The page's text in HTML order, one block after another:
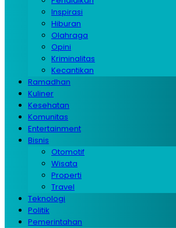
Inspirasi
Hiburan
Olahraga
Opini
Kriminalitas
Kecantikan
Ramadhan
Kuliner
Kesehatan
Komunitas
Entertainment
Bisnis
Otomotif
Wisata
Properti
Travel
Teknologi
Politik
Pemerintahan